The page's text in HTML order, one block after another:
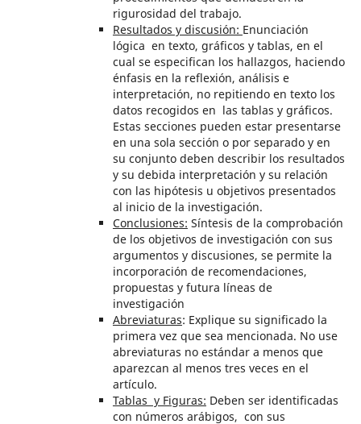
rigurosidad del trabajo.
Resultados y discusión: Enunciación
lógica en texto, gráficos y tablas, en el
cual se especifican los hallazgos, haciendo
énfasis en la reflexión, análisis e
interpretación, no repitiendo en texto los
datos recogidos en las tablas y gráficos.
Estas secciones pueden estar presentarse
en una sola sección o por separado y en
su conjunto deben describir los resultados
y su debida interpretación y su relación
con las hipótesis u objetivos presentados
al inicio de la investigación.
Conclusiones: Síntesis de la comprobación
de los objetivos de investigación con sus
argumentos y discusiones, se permite la
incorporación de recomendaciones,
propuestas y futura líneas de
investigación
Abreviaturas: Explique su significado la
primera vez que sea mencionada. No use
abreviaturas no estándar a menos que
aparezcan al menos tres veces en el
artículo.
Tablas y Figuras: Deben ser identificadas
con números arábigos, con sus